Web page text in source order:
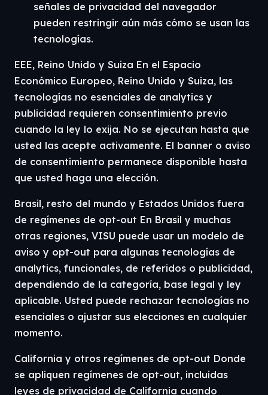
señales de privacidad del navegador
pueden restringir aún más cómo se usan las
tecnologías.
EEE, Reino Unido y Suiza En el Espacio
Económico Europeo, Reino Unido y Suiza, las
tecnologías no esenciales de analytics y
publicidad requieren consentimiento previo
cuando la ley lo exija. No se ejecutan hasta que
usted las acepte activamente. El banner o aviso
de consentimiento permanece disponible hasta
que usted haga una elección.
Brasil, resto del mundo y Estados Unidos fuera
de regímenes de opt-out En Brasil y muchas
otras regiones, VISU puede usar un modelo de
aviso y opt-out para algunas tecnologías de
analytics, funcionales, de referidos o publicidad,
dependiendo de la categoría, base legal y ley
aplicable. Usted puede rechazar tecnologías no
esenciales o ajustar sus elecciones en cualquier
momento.
California y otros regímenes de opt-out Donde
se apliquen regímenes de opt-out, incluidas
leyes de privacidad de California cuando